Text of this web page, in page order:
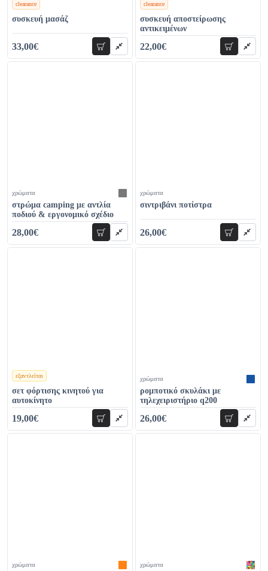
clearance
χρώματα
συσκευή μασάζ
33,00€ προσθήκη
clearance
χρώματα
συσκευή αποστείρωσης
αντικειμένων
22,00€ προσθήκη
χρώματα
στρώμα camping με αντλία
ποδιού & εργονομικό σχέδιο
28,00€ προσθήκη
χρώματα
σιντριβάνι ποτίστρα
26,00€ προσθήκη
εξαντλείται
χρώματα
σετ φόρτισης κινητού για
αυτοκίνητο
19,00€ προσθήκη
χρώματα
ρομποτικό σκυλάκι με
τηλεχειριστήριο q200
26,00€ προσθήκη
χρώματα χρώματα